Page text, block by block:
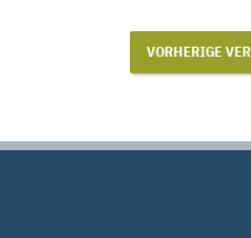
VORHERIGE